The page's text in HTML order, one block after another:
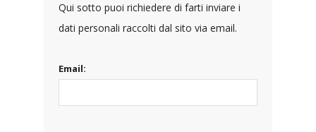
Qui sotto puoi richiedere di farti inviare i
dati personali raccolti dal sito via email.
Email: